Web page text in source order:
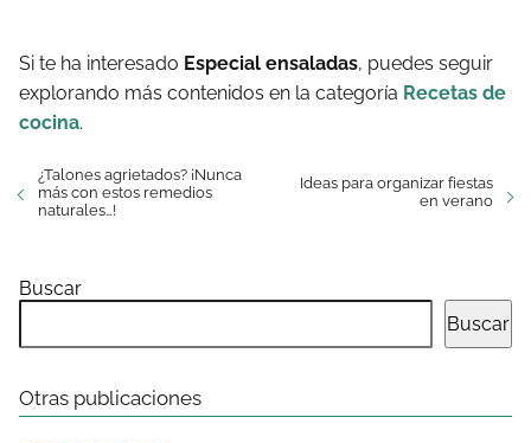
Si te ha interesado Especial ensaladas, puedes seguir
explorando más contenidos en la categoría Recetas de
cocina.
¿Talones agrietados? ¡Nunca
más con estos remedios
naturales…!
Ideas para organizar fiestas
en verano
Buscar
Buscar
Otras publicaciones